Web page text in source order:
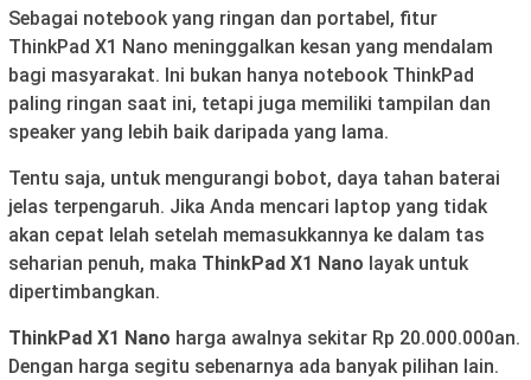
Sebagai notebook yang ringan dan portabel, fitur
ThinkPad X1 Nano meninggalkan kesan yang mendalam
bagi masyarakat. Ini bukan hanya notebook ThinkPad
paling ringan saat ini, tetapi juga memiliki tampilan dan
speaker yang lebih baik daripada yang lama.
Tentu saja, untuk mengurangi bobot, daya tahan baterai
jelas terpengaruh. Jika Anda mencari laptop yang tidak
akan cepat lelah setelah memasukkannya ke dalam tas
seharian penuh, maka ThinkPad X1 Nano layak untuk
dipertimbangkan.
ThinkPad X1 Nano harga awalnya sekitar Rp 20.000.000an.
Dengan harga segitu sebenarnya ada banyak pilihan lain.